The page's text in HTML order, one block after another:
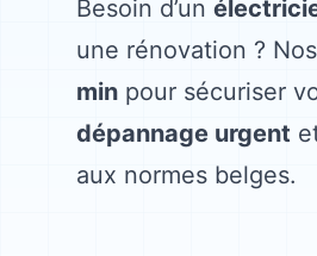
Besoin d’un
une rénovation ? Nos
min pour sécuriser
dépannage urgent
aux normes belges.